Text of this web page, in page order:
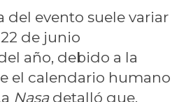
del evento suele variar
de junio
año, debido a la
el calendario humano
Nasadetalló que,